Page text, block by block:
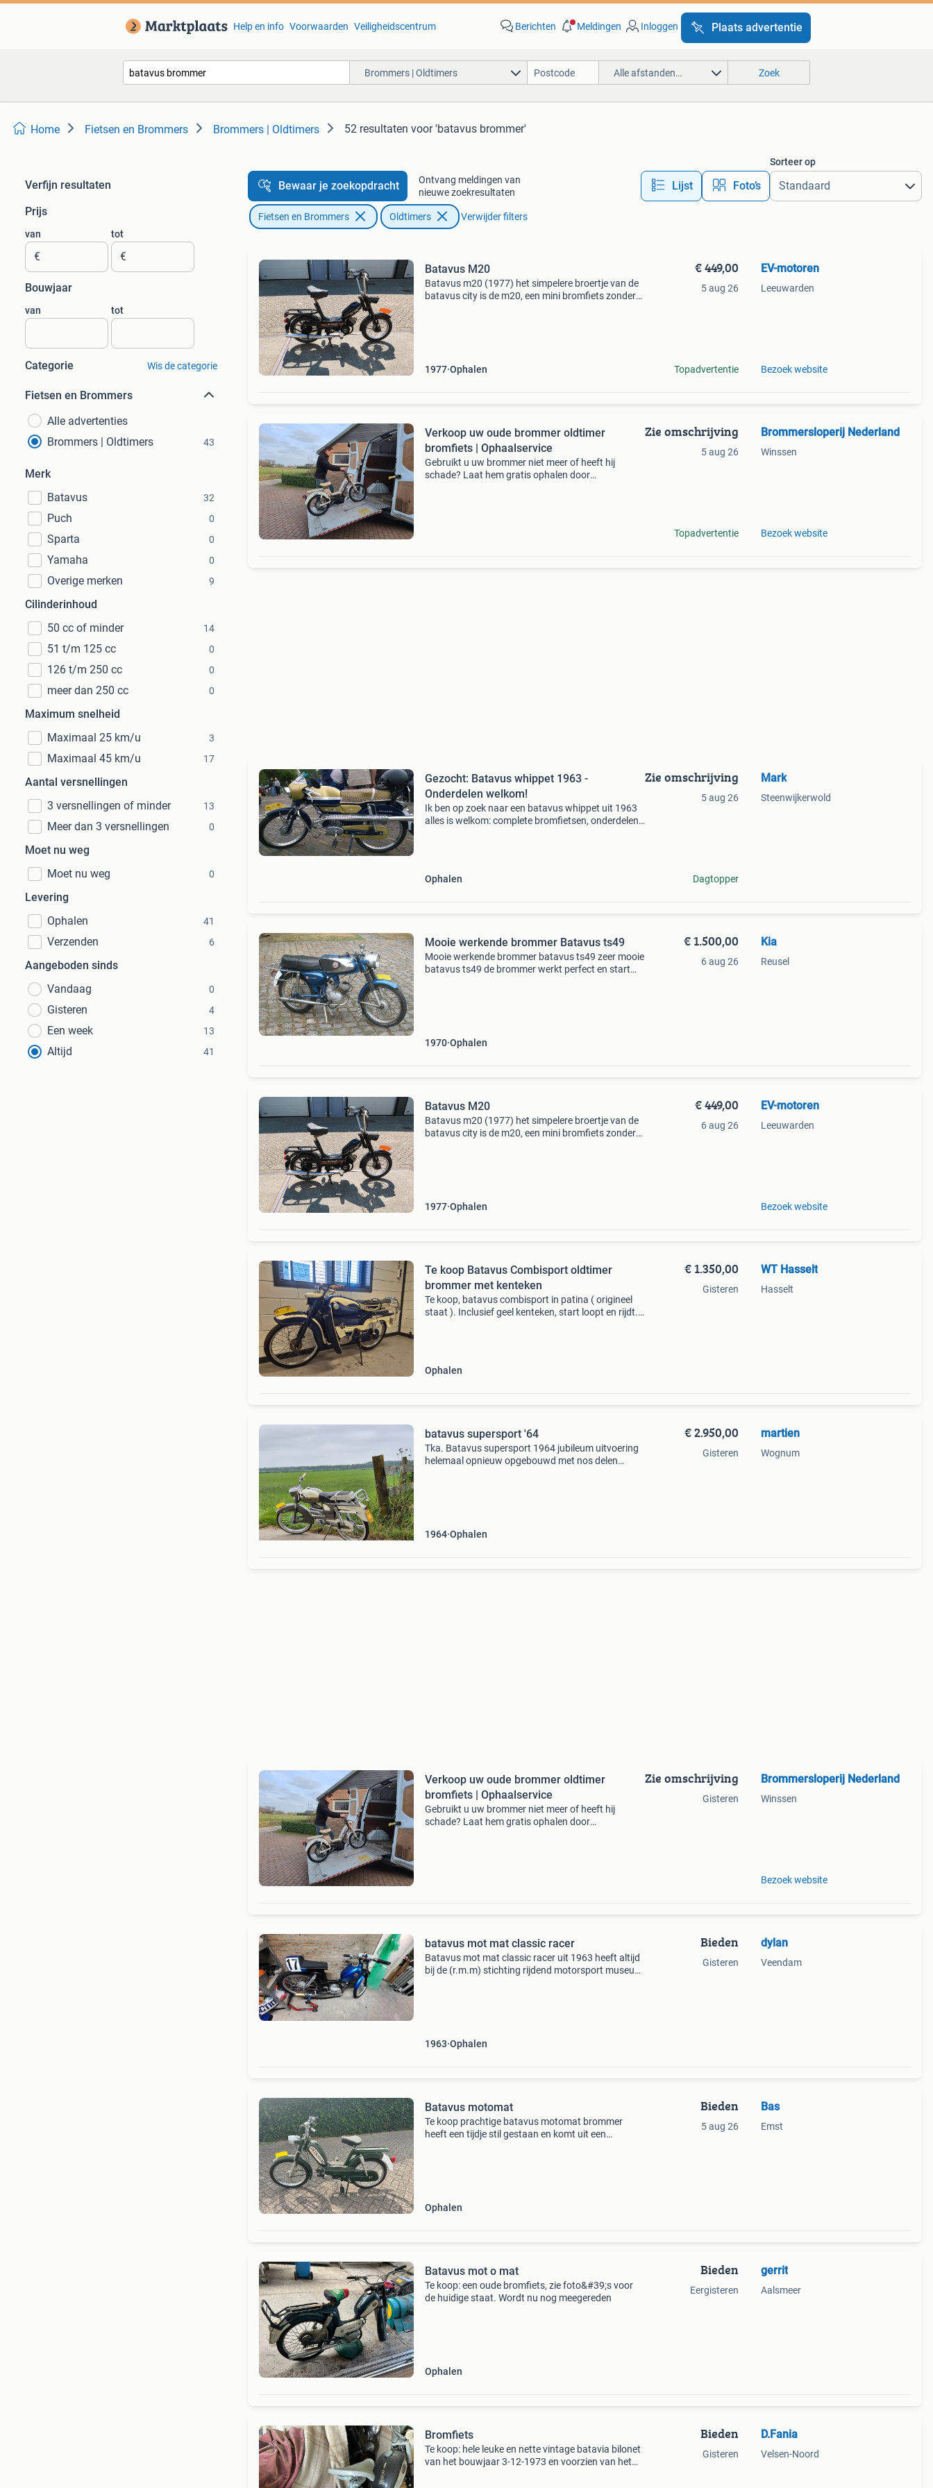
Help en info Voorwaarden Veiligheidscentrum Berichten Meldingen Inloggen Plaats advertentie
Brommers | Oldtimers Alle afstanden… Zoek
Home Fietsen en Brommers Brommers | Oldtimers 52 resultaten voor 'batavus brommer'
Verfijn resultaten
Prijs
van
€
tot
€
Bouwjaar
van tot
Categorie Wis de categorie
Fietsen en Brommers
Alle advertenties
Brommers | Oldtimers
43
Merk
Batavus
32
Puch 0
Sparta 0
Yamaha 0
Overige merken 9
Cilinderinhoud
50 cc of minder
14
51 t/m 125 cc 0
126 t/m 250 cc 0
meer dan 250 cc 0
Maximum snelheid
Maximaal 25 km/u
3
Maximaal 45 km/u 17
Aantal versnellingen
3 versnellingen of minder
13
Meer dan 3 versnellingen 0
Moet nu weg
Moet nu weg
0
Levering
Ophalen
41
Verzenden 6
Aangeboden sinds
Vandaag
0
Gisteren 4
Een week 13
Altijd 41
Bewaar je zoekopdracht
Ontvang meldingen van
nieuwe zoekresultaten
Lijst Foto’s
Sorteer op
Fietsen en Brommers Oldtimers Verwijder filters
Batavus M20
Batavus m20 (1977) het simpelere broertje van de
batavus city is de m20, een mini bromfiets zonder
1977 Ophalen
€ 449,00
5 aug 26
Topadvertentie
EV-motoren
Leeuwarden
Bezoek website
Verkoop uw oude brommer oldtimer
bromfiets | Ophaalservice
Gebruikt u uw brommer niet meer of heeft hij
schade? Laat hem gratis ophalen door
Zie omschrijving
5 aug 26
Topadvertentie
Brommersloperij Nederland
Winssen
Bezoek website
Gezocht: Batavus whippet 1963 -
Onderdelen welkom!
Ik ben op zoek naar een batavus whippet uit 1963
alles is welkom: complete bromfietsen, onderdelen,
Ophalen
Zie omschrijving
5 aug 26
Dagtopper
Mark
Steenwijkerwold
Mooie werkende brommer Batavus ts49
Mooie werkende brommer batavus ts49 zeer mooie
batavus ts49 de brommer werkt perfect en start
1970 Ophalen
€ 1.500,00
6 aug 26
Kia
Reusel
Batavus M20
Batavus m20 (1977) het simpelere broertje van de
batavus city is de m20, een mini bromfiets zonder
1977 Ophalen
€ 449,00
6 aug 26
EV-motoren
Leeuwarden
Bezoek website
Te koop Batavus Combisport oldtimer
brommer met kenteken
Te koop, batavus combisport in patina ( origineel
staat ). Inclusief geel kenteken, start loopt en rijdt.
Ophalen
€ 1.350,00
Gisteren
WT Hasselt
Hasselt
batavus supersport '64
Tka. Batavus supersport 1964 jubileum uitvoering
helemaal opnieuw opgebouwd met nos delen
1964 Ophalen
€ 2.950,00
Gisteren
martien
Wognum
Verkoop uw oude brommer oldtimer
bromfiets | Ophaalservice
Gebruikt u uw brommer niet meer of heeft hij
schade? Laat hem gratis ophalen door
Zie omschrijving
Gisteren
Brommersloperij Nederland
Winssen
Bezoek website
batavus mot mat classic racer
Batavus mot mat classic racer uit 1963 heeft altijd
bij de (r.m.m) stichting rijdend motorsport museum
1963 Ophalen
Bieden
Gisteren
dylan
Veendam
Batavus motomat
Te koop prachtige batavus motomat brommer
heeft een tijdje stil gestaan en komt uit een
Ophalen
Bieden
5 aug 26
Bas
Emst
Batavus mot o mat
Te koop: een oude bromfiets, zie foto&#39;s voor
de huidige staat. Wordt nu nog meegereden
Ophalen
Bieden
Eergisteren
gerrit
Aalsmeer
Bromfiets
Te koop: hele leuke en nette vintage batavia bilonet
van het bouwjaar 3-12-1973 en voorzien van het
Bieden
Gisteren
D.Fania
Velsen-Noord